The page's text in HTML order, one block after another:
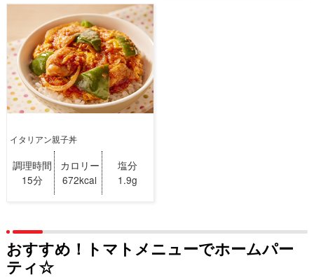
イタリアン親子丼
調理時間
15分
カロリー
672kcal
塩分
1.9g
おすすめ！トマトメニューでホームパー
ティ☆